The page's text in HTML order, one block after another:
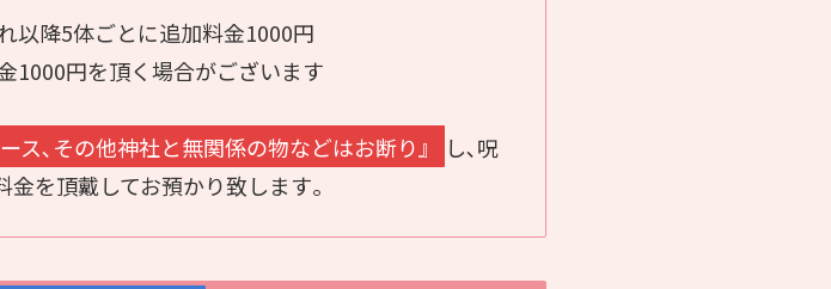
以降5体ごとに追加料金1000円
1000円を頂く場合がございます
ス､その他神社と無関係の物などはお断り』
し､呪
を頂戴してお預かり致します｡